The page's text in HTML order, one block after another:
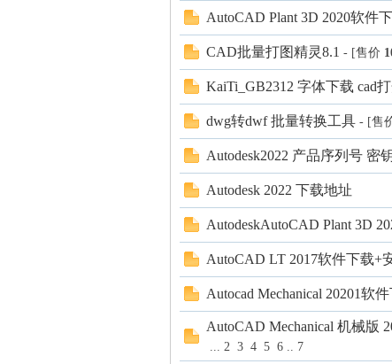
程
园
AutoCAD Plant 3D 2020软件
CAD批量打图精灵8.1 - [售价
KaiTi_GB2312 字体下载 cad
dwg转dwf 批量转换工具 - [售
Autodesk2022 产品序列号 密
Autodesk 2022 下载地址
AutodeskAutoCAD Plant 3D
AutoCAD LT 2017软件下载+
Autocad Mechanical 20201软
AutoCAD Mechanical 机械版
... 2 3 4 5 6 .. 7